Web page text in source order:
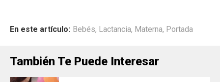
En este artículo: Bebés, Lactancia, Materna, Portada
También Te Puede Interesar